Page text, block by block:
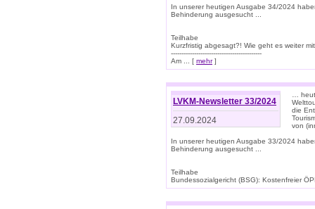
In unserer heutigen Ausgabe 34/2024
Behinderung ausgesucht ...
Teilhabe
Kurzfristig abgesagt?! Wie geht es weiter
-------------------------------------------
Am ... [ mehr]
LVKM-Newsletter 33/2024
27.09.2024
…
die
von
In unserer heutigen Ausgabe 33/2024
Behinderung ausgesucht ...
Teilhabe
Bundessozialgericht (BSG): Kostenfreier